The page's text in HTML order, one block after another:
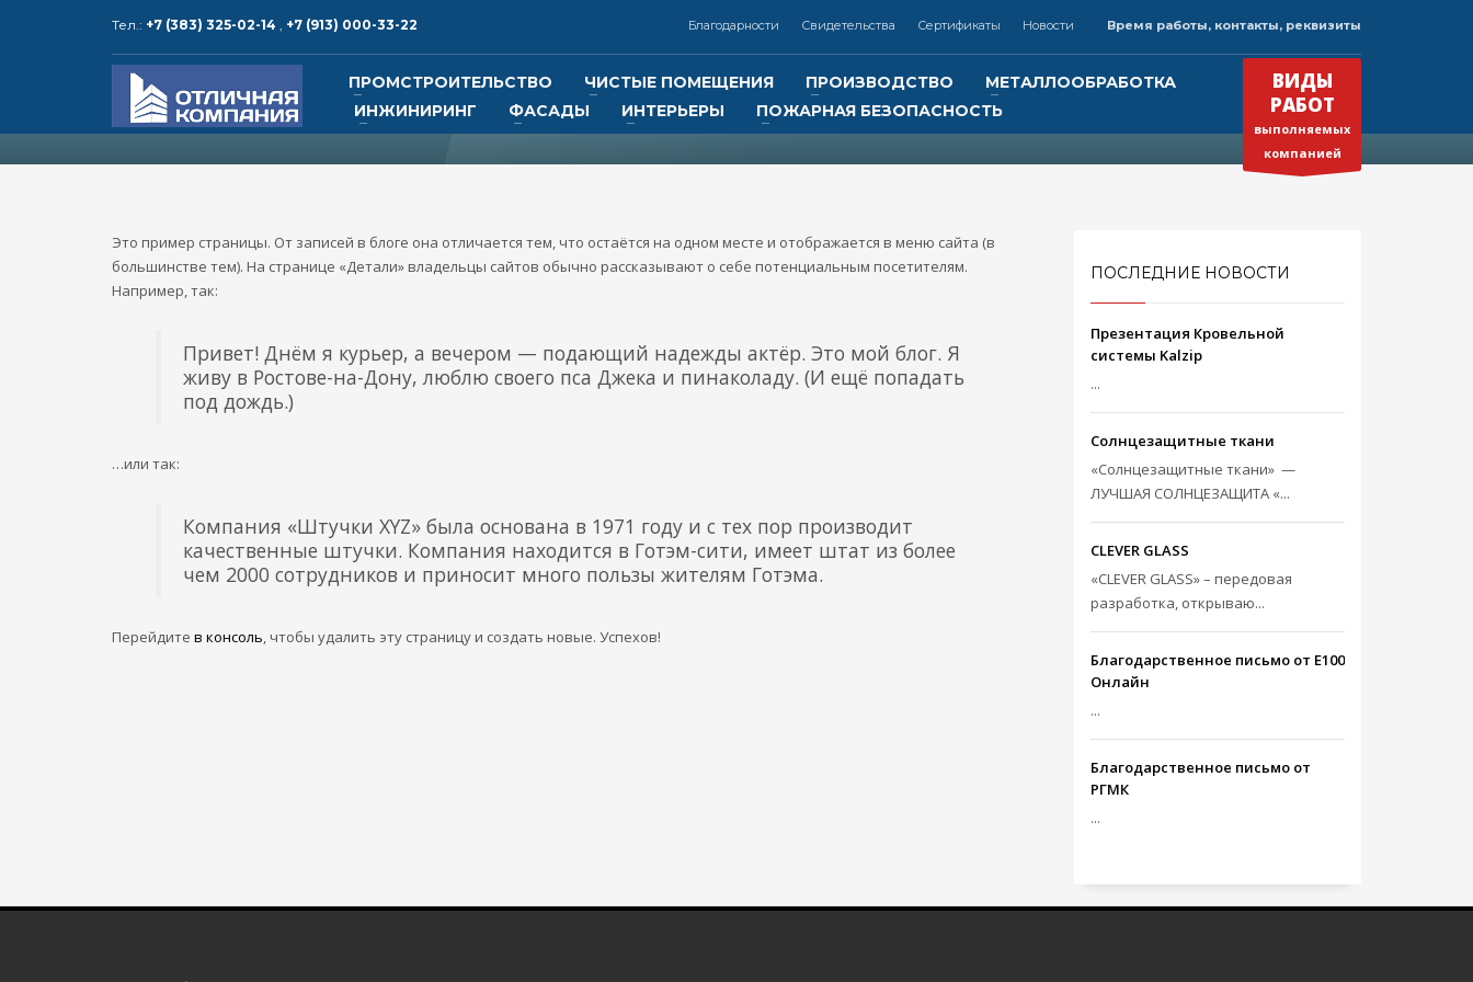
КОНТАКТЫ и РЕКВИЗИТЫ
1
Адрес:
2 Контакты:
электронная почта: info@otlcom.com
www.otlcom.ru
3
Реквизиты:
Сибирском банке ПАО Сбербанк
г. Новосибирск
ВРЕМЯ РАБОТЫ
Будем рады Вашему звонку!
Тел.: +7 (383) 325-02-14 , +7 (913) 000-33-22 Благодарности Свидетельства Сертификаты Новости Время работы, контакты, реквизиты
ПРОМСТРОИТЕЛЬСТВО ЧИСТЫЕ ПОМЕЩЕНИЯ ПРОИЗВОДСТВО
МЕТАЛЛООБРАБОТКА
ИНЖИНИРИНГ
ФАСАДЫ ИНТЕРЬЕРЫ ПОЖАРНАЯ БЕЗОПАСНОСТЬ
ВИДЫ
РАБОТ
выполняемых
компанией
Это пример страницы. От записей в блоге она отличается тем, что остаётся на одном месте и отображается в меню сайта (в
большинстве тем). На странице «Детали» владельцы сайтов обычно рассказывают о себе потенциальным посетителям.
Например, так:
Привет! Днём я курьер, а вечером — подающий надежды актёр. Это мой блог. Я
живу в Ростове-на-Дону, люблю своего пса Джека и пинаколаду. (И ещё попадать
под дождь.)
…или так:
Компания «Штучки XYZ» была основана в 1971 году и с тех пор производит
качественные штучки. Компания находится в Готэм-сити, имеет штат из более
чем 2000 сотрудников и приносит много пользы жителям Готэма.
Перейдите в консоль, чтобы удалить эту страницу и создать новые. Успехов!
ПОСЛЕДНИЕ НОВОСТИ
Презентация Кровельной
системы Kalzip
...
Солнцезащитные ткани
«Солнцезащитные ткани» —
ЛУЧШАЯ СОЛНЦЕЗАЩИТА «...
CLEVER GLASS
«CLEVER GLASS» – передовая
разработка, открываю...
Благодарственное письмо от Е100
Онлайн
...
Благодарственное письмо от
РГМК
...